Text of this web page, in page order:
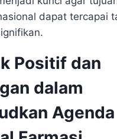
dapat tercapai
Positif dan
dalam
Agenda